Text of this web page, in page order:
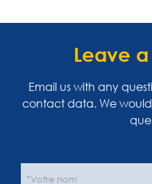
Leave
Email us with any
contact data. We